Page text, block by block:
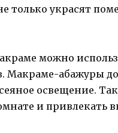
только украсят
можно
Макраме-абажуры
освещение.
и привлекать